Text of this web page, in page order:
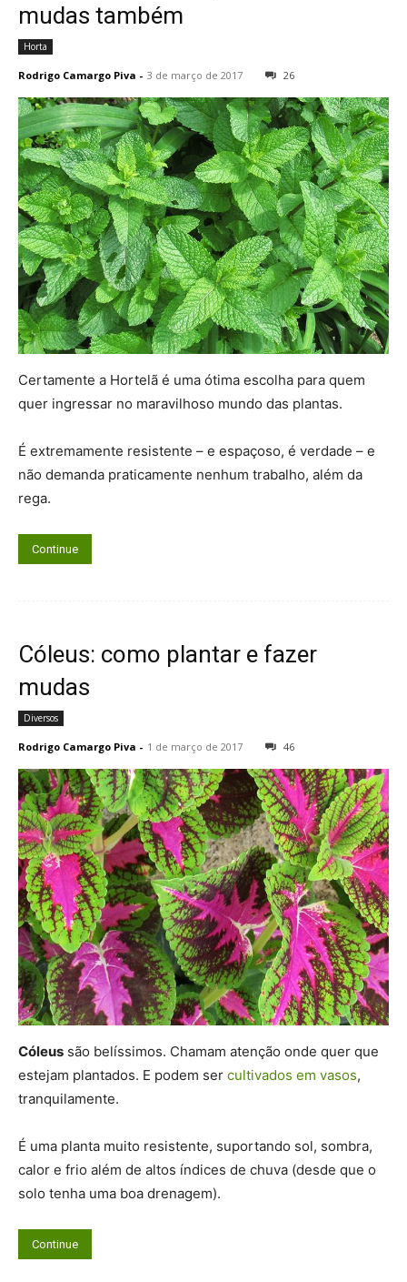
mudas também
Horta
Rodrigo Camargo Piva - 3 de março de 2017 26
Certamente a Hortelã é uma ótima escolha para quem
quer ingressar no maravilhoso mundo das plantas.
É extremamente resistente – e espaçoso, é verdade – e
não demanda praticamente nenhum trabalho, além da
rega.
Continue
Cóleus: como plantar e fazer
mudas
Diversos
Rodrigo Camargo Piva - 1 de março de 2017 46
Cóleus são belíssimos. Chamam atenção onde quer que
estejam plantados. E podem ser cultivados em vasos,
tranquilamente.
É uma planta muito resistente, suportando sol, sombra,
calor e frio além de altos índices de chuva (desde que o
solo tenha uma boa drenagem).
Continue